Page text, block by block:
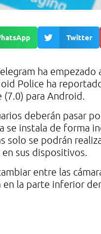
Twitter
ha
Police ha
para Android.
deberán pasar
se instala de forma
solo se podrán
sus dispositivos.
entre las
la parte inferior